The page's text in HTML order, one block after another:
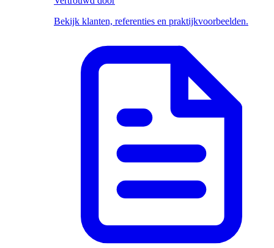
Bekijk klanten, referenties en praktijkvoorbeelden.